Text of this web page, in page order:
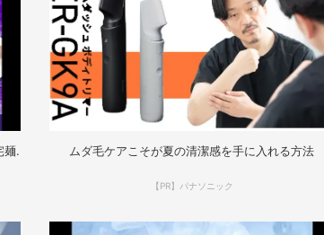
麺. ムダ毛ケアこそが夏の清潔感を手に入れる方法
【PR】パナソニック